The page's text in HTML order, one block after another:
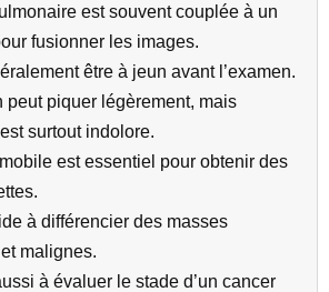
est souvent couplée à un
fusionner les images.
être à jeun avant l’examen.
peut piquer légèrement, mais
est surtout indolore.
est essentiel pour obtenir des
à différencier des masses
malignes.
à évaluer le stade d’un cancer